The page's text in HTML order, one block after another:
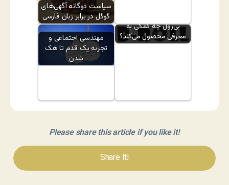
سیاست دوگانه آگهی‌های
گوگل در برابر زبان فارسی
مهندسی اجتماعی و
تجربه یک قدم تا هک
شدن
بی‌رول چه کمکی به
معرفی محصول می‌کند؟
Please share this article if you like it!
Share It!